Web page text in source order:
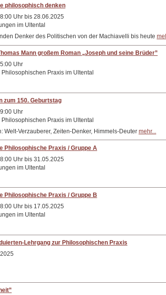
philosophisch denken
Uhr bis 28.06.2025
im Ultental
Denker des Politischen von der Machiavelli bis heute
Mann großem Roman „Joseph und seine Brüder”
Uhr
Philosophischen Praxis im Ultental
zum 150. Geburtstag
Uhr
Philosophischen Praxis im Ultental
Welt-Verzauberer, Zeiten-Denker, Himmels-Deuter mehr...
Philosophische Praxis / Gruppe A
Uhr bis 31.05.2025
im Ultental
Philosophische Praxis / Gruppe B
Uhr bis 17.05.2025
im Ultental
Lehrgang zur Philosophischen Praxis